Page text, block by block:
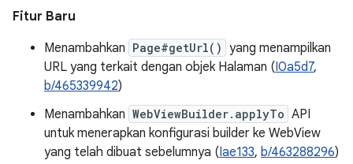
Fitur Baru
Menambahkan Page#getUrl() yang menampilkan
URL yang terkait dengan objek Halaman (I0a5d7,
b/465339942)
Menambahkan WebViewBuilder.applyTo API
untuk menerapkan konfigurasi builder ke WebView
yang telah dibuat sebelumnya (Iae133, b/463288296)